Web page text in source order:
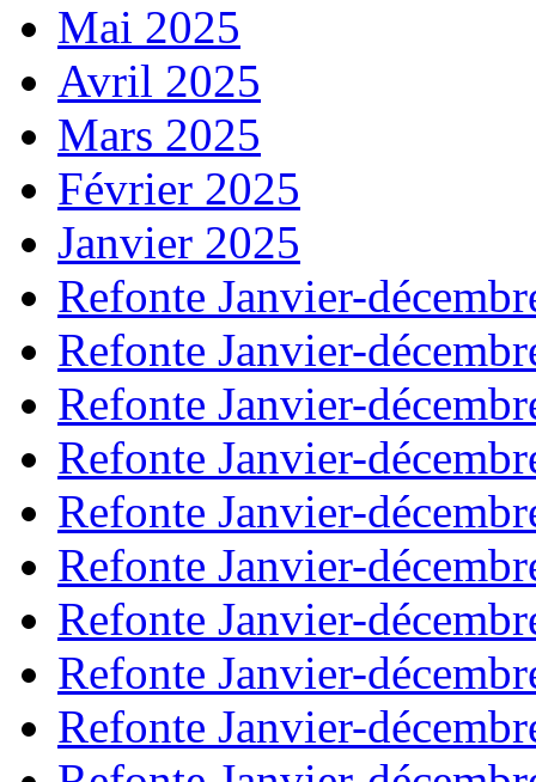
Mai 2025
Avril 2025
Mars 2025
Février 2025
Janvier 2025
Refonte Janvier-
Refonte Janvier-
Refonte Janvier-
Refonte Janvier-
Refonte Janvier-
Refonte Janvier-
Refonte Janvier-
Refonte Janvier-
Refonte Janvier-